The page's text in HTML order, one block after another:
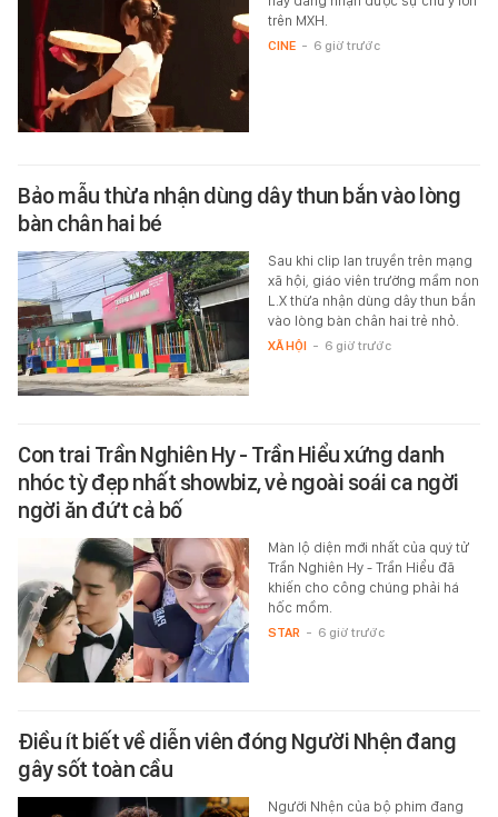
trên MXH.
CINE - 6 giờ trước
Bảo mẫu thừa nhận dùng dây thun bắn vào lòng
bàn chân hai bé
Sau khi clip lan truyền trên mạng
xã hội, giáo viên trường mầm non
L.X thừa nhận dùng dây thun bắn
vào lòng bàn chân hai trẻ nhỏ.
XÃ HỘI - 6 giờ trước
Con trai Trần Nghiên Hy - Trần Hiểu xứng danh
nhóc tỳ đẹp nhất showbiz, vẻ ngoài soái ca ngời
ngời ăn đứt cả bố
Màn lộ diện mới nhất của quý tử
Trần Nghiên Hy - Trần Hiểu đã
khiến cho công chúng phải há
hốc mồm.
STAR - 6 giờ trước
Điều ít biết về diễn viên đóng Người Nhện đang
gây sốt toàn cầu
Người Nhện của bộ phim đang